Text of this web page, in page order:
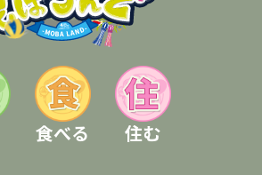
食べる 住む